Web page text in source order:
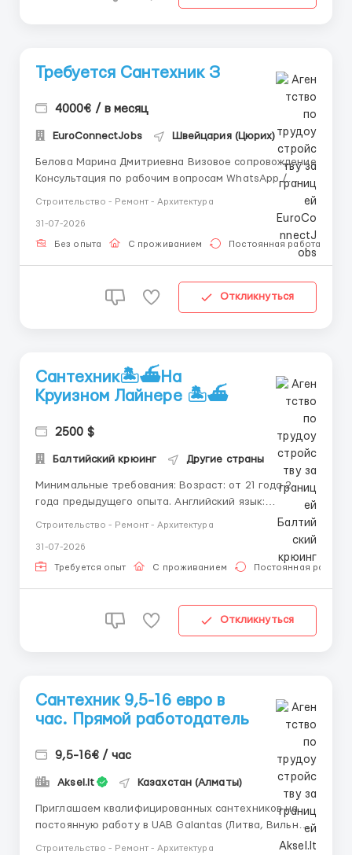
Требуется Сантехник З
4000€ / в месяц
EuroConnectJobs Швейцария (Цюрих)
Белова Марина Дмитриевна Визовое сопровождение
Консультация по рабочим вопросам WhatsApp /
возможность начать или продолжить карьеру за
границей. Предоставляется спецодежда и средства
защиты. Работа не требует знания ино...
Строительство - Ремонт - Архитектура
31-07-2026
Без опыта С проживанием Постоянная работа
Откликнуться
Сантехник🏝️⛴️На
Круизном Лайнере 🏝️⛴️
2500 $
Балтийский крюинг Другие страны
Минимальные требования: Возраст: от 21 года 2
года предыдущего опыта. Английский язык:
фиксированная зарплата по контракту. Условия
работы: проживание, питание и медицинское
Строительство - Ремонт - Архитектура
31-07-2026
Требуется опыт С проживанием Постоянная работа
Откликнуться
Сантехник 9,5-16 евро в
час. Прямой работодатель
9,5-16€ / час
Aksel.lt Казахстан (Алматы)
Приглашаем квалифицированных сантехников на
постоянную работу в UAB Galantas (Литва, Вильнюс)
Строительство - Ремонт - Архитектура